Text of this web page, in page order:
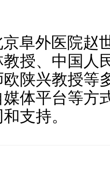
阜外医院赵
授、中国人
陕兴教授等
体平台等方
支持。